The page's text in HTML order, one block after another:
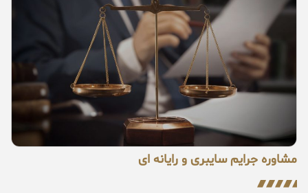
مشاوره جرایم سایبری و رایانه ای